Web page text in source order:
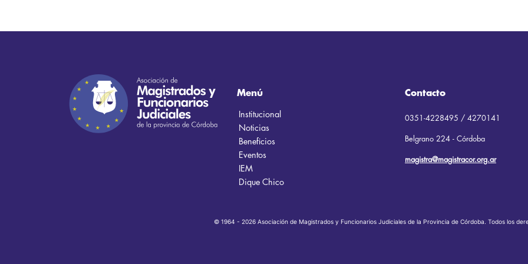
Menú
Institucional
Noticias
Beneficios
Eventos
IEM
Dique Chico
Contacto
0351-4228495 / 4270141
Belgrano 224 - Córdoba
magistra@magistracor.org.ar
© 1964 - 2026 Asociación de Magistrados y Funcionarios Judiciales de la Provincia de Córdoba. Todos los